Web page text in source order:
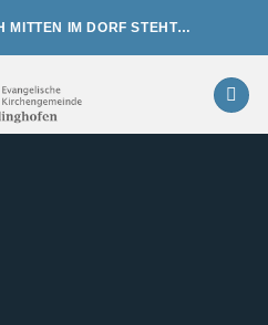
MITTEN IM DORF STEHT…